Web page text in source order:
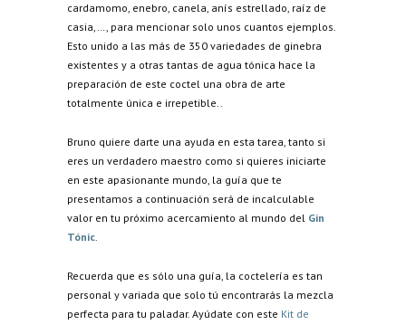
cardamomo, enebro, canela, anís estrellado, raíz de
casia,…, para mencionar solo unos cuantos ejemplos.
Esto unido a las más de 350 variedades de ginebra
existentes y a otras tantas de agua tónica hace la
preparación de este coctel una obra de arte
totalmente única e irrepetible..
Bruno quiere darte una ayuda en esta tarea, tanto si
eres un verdadero maestro como si quieres iniciarte
en este apasionante mundo, la guía que te
presentamos a continuación será de incalculable
valor en tu próximo acercamiento al mundo del Gin
Tónic.
Recuerda que es sólo una guía, la coctelería es tan
personal y variada que solo tú encontrarás la mezcla
perfecta para tu paladar. Ayúdate con este Kit de